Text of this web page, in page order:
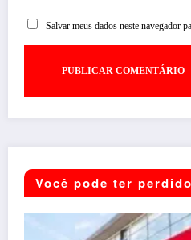
Salvar meus dados neste navegador
Você pode ter perdido
Entretenimento